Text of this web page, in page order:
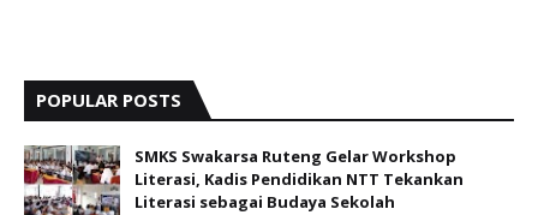
POPULAR POSTS
SMKS Swakarsa Ruteng Gelar Workshop
Literasi, Kadis Pendidikan NTT Tekankan
Literasi sebagai Budaya Sekolah